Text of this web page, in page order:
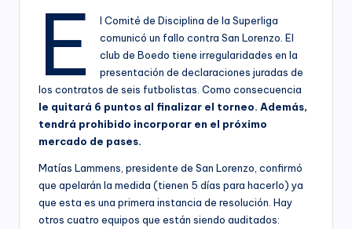
E
l Comité de Disciplina de la Superliga
comunicó un fallo contra San Lorenzo. El
club de Boedo tiene irregularidades en la
presentación de declaraciones juradas de
los contratos de seis futbolistas. Como consecuencia
le quitará 6 puntos al finalizar el torneo. Además,
tendrá prohibido incorporar en el próximo
mercado de pases.
Matías Lammens, presidente de San Lorenzo, confirmó
que apelarán la medida (tienen 5 días para hacerlo) ya
que esta es una primera instancia de resolución. Hay
otros cuatro equipos que están siendo auditados: